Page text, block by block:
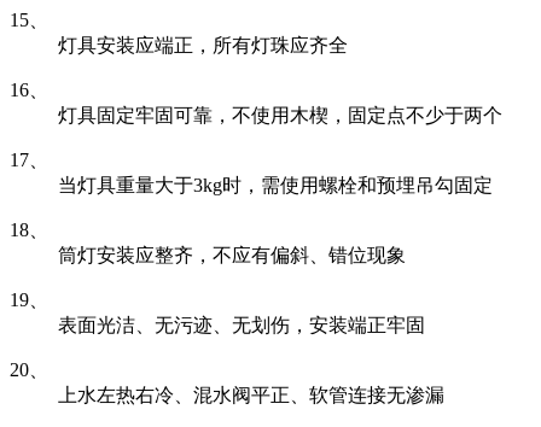
15、
灯具安装应端正，所有灯珠应齐全
16、
灯具固定牢固可靠，不使用木楔，固定点不少于两个
17、
当灯具重量大于3kg时，需使用螺栓和预埋吊勾固定
18、
筒灯安装应整齐，不应有偏斜、错位现象
19、
表面光洁、无污迹、无划伤，安装端正牢固
20、
上水左热右冷、混水阀平正、软管连接无渗漏